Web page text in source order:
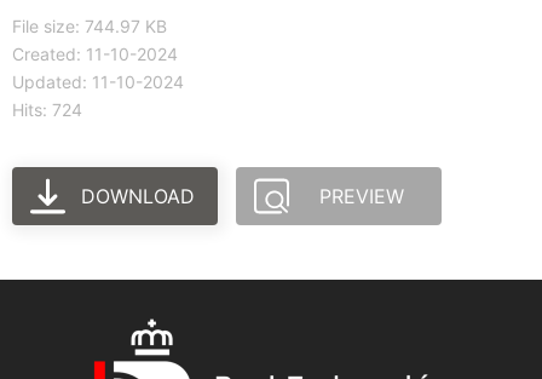
File size: 744.97 KB
Created: 11-10-2024
Updated: 11-10-2024
Hits: 724
DOWNLOAD PREVIEW